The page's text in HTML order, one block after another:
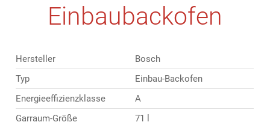
Einbaubackofen
Hersteller
Bosch
Typ
Einbau-Backofen
Energieeffizienzklasse
A
Garraum-Größe
71 l